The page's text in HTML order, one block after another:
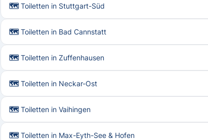
🗺 Toiletten in Stuttgart-Süd
🗺 Toiletten in Bad Cannstatt
🗺 Toiletten in Zuffenhausen
🗺 Toiletten in Neckar-Ost
🗺 Toiletten in Vaihingen
🗺 Toiletten in Max-Eyth-See & Hofen